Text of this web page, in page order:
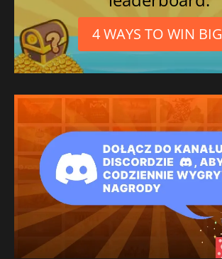
4 WAYS TO WIN